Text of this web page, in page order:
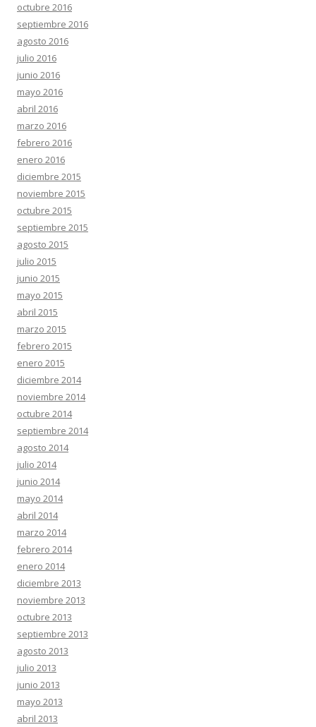
octubre 2016
septiembre 2016
agosto 2016
julio 2016
junio 2016
mayo 2016
abril 2016
marzo 2016
febrero 2016
enero 2016
diciembre 2015
noviembre 2015
octubre 2015
septiembre 2015
agosto 2015
julio 2015
junio 2015
mayo 2015
abril 2015
marzo 2015
febrero 2015
enero 2015
diciembre 2014
noviembre 2014
octubre 2014
septiembre 2014
agosto 2014
julio 2014
junio 2014
mayo 2014
abril 2014
marzo 2014
febrero 2014
enero 2014
diciembre 2013
noviembre 2013
octubre 2013
septiembre 2013
agosto 2013
julio 2013
junio 2013
mayo 2013
abril 2013